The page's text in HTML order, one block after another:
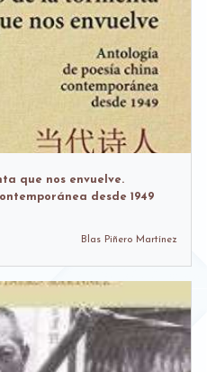
que nos envuelve.
desde 1949
Blas Piñero Martínez